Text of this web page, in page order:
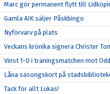
Marc gör permanent flytt till
Gamla AIK säljer Påskbingo
Nyförvärv på plats
Veckans krönika signera Christer
Vinst 1-0 i träningsmatchen mot
Låna säsongskort på
Tack för allt Lukas!